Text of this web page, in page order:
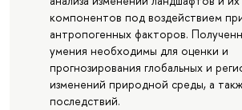
компонентов под воздействием
антропогенных факторов.
умения необходимы для оценки и
прогнозирования глобальных и
изменений природной среды, а
последствий.